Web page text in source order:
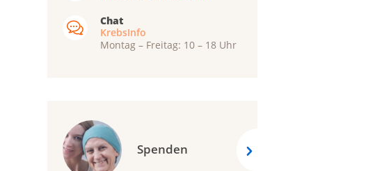
Chat
KrebsInfo
Montag – Freitag: 10 – 18 Uhr
Spenden